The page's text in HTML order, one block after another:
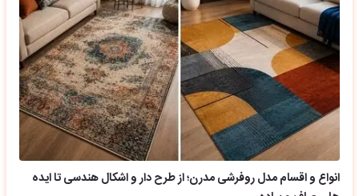
انواع و اقسام مدل روفرشی مدرن؛ از طرح دار و اشکال هندسی تا ایده